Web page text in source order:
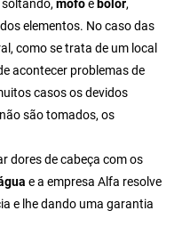
soltando,mofoe bolor,
elementos. No caso das
como se trata de um local
acontecer problemas de
casos os devidos
não são tomados, os
dores de cabeça com os
e a empresa Alfa resolve
e lhe dando uma garantia